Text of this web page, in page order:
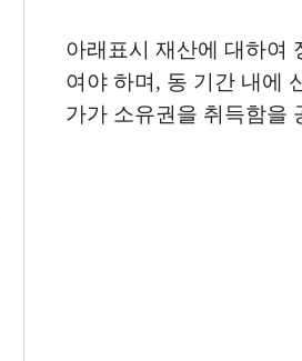
아래표시 재산에 대하여
여야 하며, 동 기간 내에
가가 소유권을 취득함을